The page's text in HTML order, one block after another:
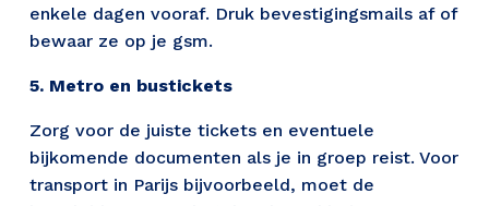
enkele dagen vooraf. Druk bevestigingsmails af of
bewaar ze op je gsm.
5. Metro en bustickets
Zorg voor de juiste tickets en eventuele
bijkomende documenten als je in groep reist. Voor
transport in Parijs bijvoorbeeld, moet de